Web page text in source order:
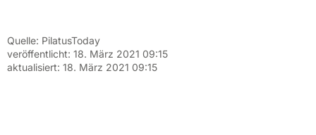
Quelle: PilatusToday
veröffentlicht: 18. März 2021 09:15
aktualisiert: 18. März 2021 09:15